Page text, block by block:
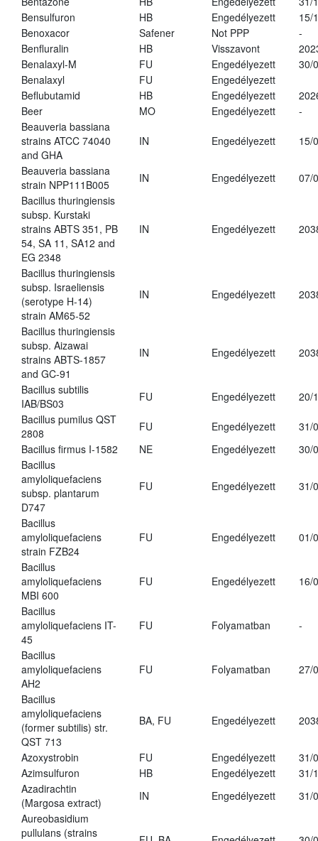
Bensulfuron
HB Engedélyezett
15/
Benoxacor
Safener Not PPP
-
Benfluralin
HB Visszavont
Benalaxyl-M
FU Engedélyezett
30/
Benalaxyl
FU
Engedélyezett
Beflubutamid
HB Engedélyezett
Beer
MO Engedélyezett
-
Beauveria bassiana
strains ATCC 74040
and GHA
IN Engedélyezett 15/
Beauveria bassiana
strain NPP111B005
IN Engedélyezett
07/
Bacillus thuringiensis
subsp. Kurstaki
strains ABTS 351, PB
54, SA 11, SA12 and
EG 2348
IN Engedélyezett
Bacillus thuringiensis
subsp. Israeliensis
(serotype H-14)
strain AM65-52
IN Engedélyezett
Bacillus thuringiensis
subsp. Aizawai
strains ABTS-1857
and GC-91
IN Engedélyezett
Bacillus subtilis
IAB/BS03
FU Engedélyezett
20/
Bacillus pumilus QST
2808
FU Engedélyezett
31/
Bacillus firmus I-1582
NE Engedélyezett
30/
Bacillus
amyloliquefaciens
subsp. plantarum
D747
FU Engedélyezett 31/
Bacillus
amyloliquefaciens
strain FZB24
FU Engedélyezett 01/
Bacillus
amyloliquefaciens
MBI 600
FU Engedélyezett 16/
Bacillus
amyloliquefaciens IT-
45
FU Folyamatban -
Bacillus
amyloliquefaciens
AH2
FU Folyamatban 27/
Bacillus
amyloliquefaciens
(former subtilis) str.
QST 713
BA, FU Engedélyezett
Azoxystrobin FU Engedélyezett
31/
Azimsulfuron
HB Engedélyezett
31/
Azadirachtin
(Margosa extract)
IN Engedélyezett
31/
Aureobasidium
pullulans (strains